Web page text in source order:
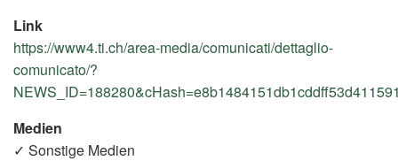
Link
https://www4.ti.ch/area-media/comunicati/dettaglio-
comunicato/?
Link)
Medien
✓ Sonstige Medien